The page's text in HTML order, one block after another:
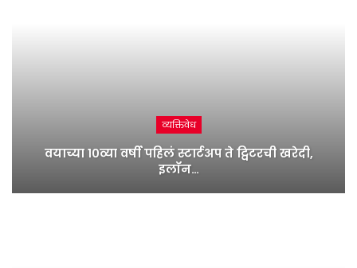
व्यक्तिवेध
वयाच्या १०व्या वर्षी पहिलं स्टार्टअप ते ट्विटरची खरेदी,
इलॉन…